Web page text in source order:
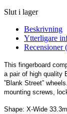
Slut i lager
Beskrivning
Ytterligare
Recensioner
This fingerboard
a pair of high quality
”Blank Street”
mounting screws,
Shape: X-Wide